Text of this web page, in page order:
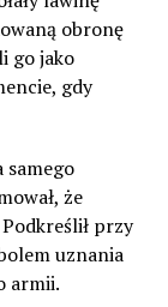
obronę
go jako
gdy
samego
że
przy
uznania
armii.